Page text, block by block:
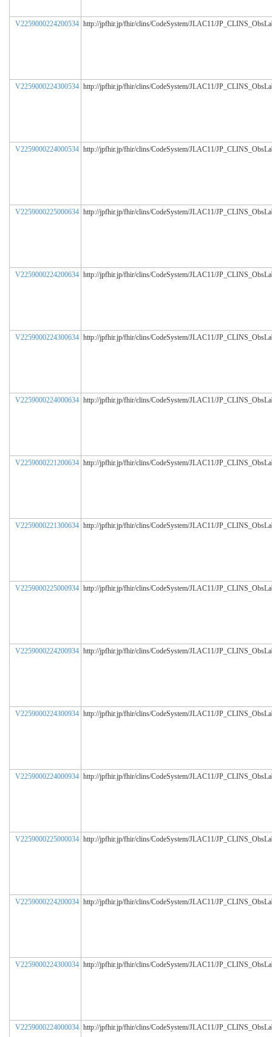
V2259000224200534 http://jpfhir.jp/fhir/clins/CodeSystem/JLAC11/
V2259000224300534 http://jpfhir.jp/fhir/clins/CodeSystem/JLAC11/
V2259000224000534 http://jpfhir.jp/fhir/clins/CodeSystem/JLAC11/
V2259000225000634 http://jpfhir.jp/fhir/clins/CodeSystem/JLAC11/
V2259000224200634 http://jpfhir.jp/fhir/clins/CodeSystem/JLAC11/
V2259000224300634 http://jpfhir.jp/fhir/clins/CodeSystem/JLAC11/
V2259000224000634 http://jpfhir.jp/fhir/clins/CodeSystem/JLAC11/
V2259000221200634 http://jpfhir.jp/fhir/clins/CodeSystem/JLAC11/
V2259000221300634 http://jpfhir.jp/fhir/clins/CodeSystem/JLAC11/
V2259000225000934 http://jpfhir.jp/fhir/clins/CodeSystem/JLAC11/
V2259000224200934 http://jpfhir.jp/fhir/clins/CodeSystem/JLAC11/
V2259000224300934 http://jpfhir.jp/fhir/clins/CodeSystem/JLAC11/
V2259000224000934 http://jpfhir.jp/fhir/clins/CodeSystem/JLAC11/
V2259000225000034 http://jpfhir.jp/fhir/clins/CodeSystem/JLAC11/
V2259000224200034 http://jpfhir.jp/fhir/clins/CodeSystem/JLAC11/
V2259000224300034 http://jpfhir.jp/fhir/clins/CodeSystem/JLAC11/
V2259000224000034 http://jpfhir.jp/fhir/clins/CodeSystem/JLAC11/